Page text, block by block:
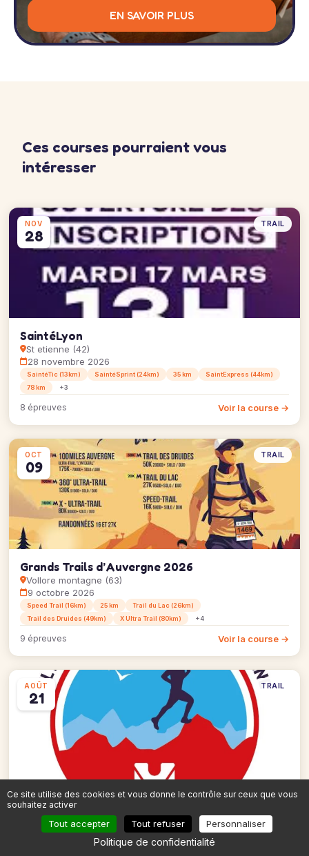
EN SAVOIR PLUS
Ces courses pourraient vous
intéresser
NOV
28
TRAIL
SaintéLyon
St etienne (42)
28 novembre 2026
SaintéTic (13km) SaintéSprint (24km) 35 km
SaintExpress (44km)
78 km
+3
8 épreuves Voir la course →
OCT
09
TRAIL
Grands Trails d’Auvergne 2026
Vollore montagne (63)
9 octobre 2026
Speed Trail (16km) 25 km
Trail du Lac (26km)
Trail des Druides (49km)
X Ultra Trail (80km) +4
9 épreuves Voir la course →
AOÛT
21
TRAIL
L'Échappée Belle
Cholonge (38)
21 août 2026
Isère Belledonne Maratrail (42km)
Ce site utilise des cookies et vous donne le contrôle sur ceux que vous
souhaitez activer
Tout accepter Tout refuser Personnaliser
Politique de confidentialité